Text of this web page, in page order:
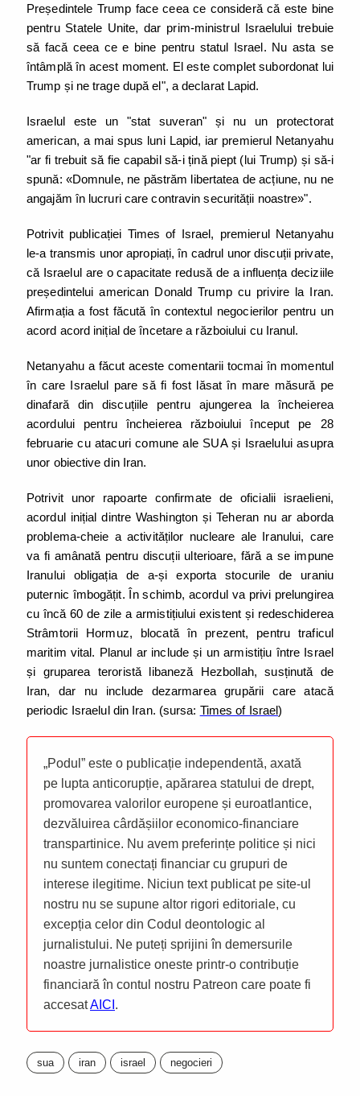
Președintele Trump face ceea ce consideră că este bine
pentru Statele Unite, dar prim-ministrul Israelului trebuie
să facă ceea ce e bine pentru statul Israel. Nu asta se
întâmplă în acest moment. El este complet subordonat lui
Trump și ne trage după el", a declarat Lapid.
Israelul este un "stat suveran" și nu un protectorat
american, a mai spus luni Lapid, iar premierul Netanyahu
"ar fi trebuit să fie capabil să-i țină piept (lui Trump) și să-i
spună: «Domnule, ne păstrăm libertatea de acțiune, nu ne
angajăm în lucruri care contravin securității noastre»".
Potrivit publicației Times of Israel, premierul Netanyahu
le-a transmis unor apropiați, în cadrul unor discuții private,
că Israelul are o capacitate redusă de a influența deciziile
președintelui american Donald Trump cu privire la Iran.
Afirmația a fost făcută în contextul negocierilor pentru un
acord acord inițial de încetare a războiului cu Iranul.
Netanyahu a făcut aceste comentarii tocmai în momentul
în care Israelul pare să fi fost lăsat în mare măsură pe
dinafară din discuțiile pentru ajungerea la încheierea
acordului pentru încheierea războiului început pe 28
februarie cu atacuri comune ale SUA și Israelului asupra
unor obiective din Iran.
Potrivit unor rapoarte confirmate de oficialii israelieni,
acordul inițial dintre Washington și Teheran nu ar aborda
problema-cheie a activităților nucleare ale Iranului, care
va fi amânată pentru discuții ulterioare, fără a se impune
Iranului obligația de a-și exporta stocurile de uraniu
puternic îmbogățit. În schimb, acordul va privi prelungirea
cu încă 60 de zile a armistițiului existent și redeschiderea
Strâmtorii Hormuz, blocată în prezent, pentru traficul
maritim vital. Planul ar include și un armistițiu între Israel
și gruparea teroristă libaneză Hezbollah, susținută de
Iran, dar nu include dezarmarea grupării care atacă
periodic Israelul din Iran. (sursa: Times of Israel)
„Podul” este o publicație independentă, axată
pe lupta anticorupție, apărarea statului de drept,
promovarea valorilor europene și euroatlantice,
dezvăluirea cârdășiilor economico-financiare
transpartinice. Nu avem preferințe politice și nici
nu suntem conectați financiar cu grupuri de
interese ilegitime. Niciun text publicat pe site-ul
nostru nu se supune altor rigori editoriale, cu
excepția celor din Codul deontologic al
jurnalistului. Ne puteți sprijini în demersurile
noastre jurnalistice oneste printr-o contribuție
financiară în contul nostru Patreon care poate fi
accesatAICI .
sua iran israel negocieri